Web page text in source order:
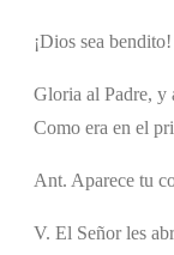
¡Dios sea bendito!
Gloria al Padre,
Como era en el
Ant. Aparece tu
V. El Señor les